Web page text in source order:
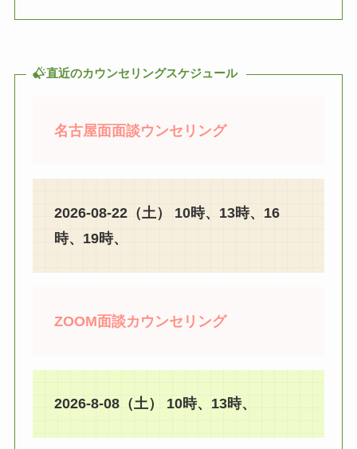
直近のカウンセリングスケジュール
名古屋面面談ウンセリング
2026-08-22（土） 10時、13時、16
時、19時、
ZOOM面談カウンセリング
2026-8-08（土） 10時、13時、